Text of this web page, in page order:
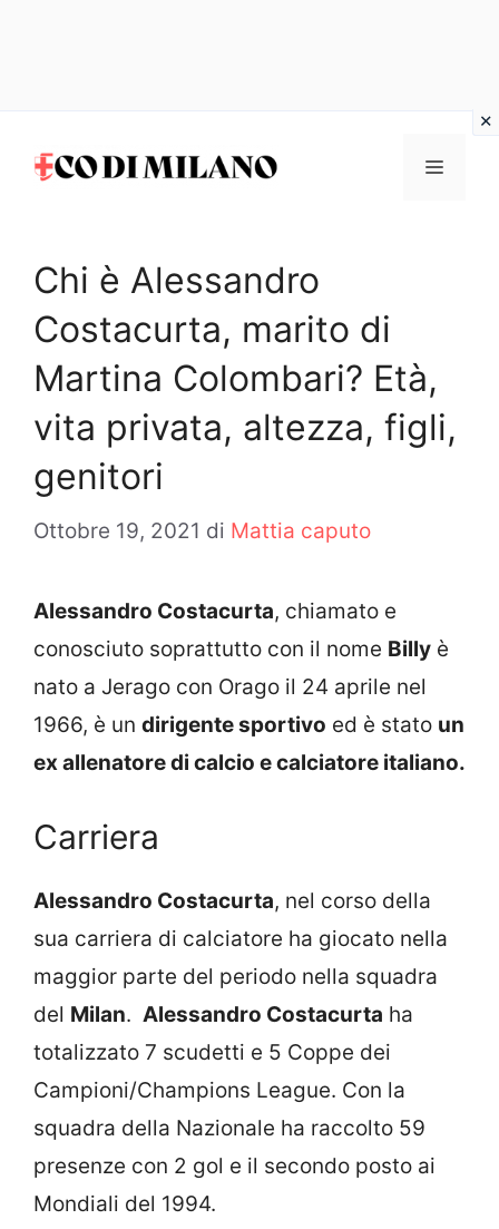
MENU
Chi è Alessandro
Costacurta, marito di
Martina Colombari? Età,
vita privata, altezza, figli,
genitori
Ottobre 19, 2021 di Mattia caputo
Alessandro Costacurta, chiamato e
conosciuto soprattutto con il nome Billy è
nato a Jerago con Orago il 24 aprile nel
1966, è un dirigente sportivo ed è stato un
ex allenatore di calcio e calciatore italiano.
Carriera
Alessandro Costacurta, nel corso della
sua carriera di calciatore ha giocato nella
maggior parte del periodo nella squadra
del Milan. Alessandro Costacurta ha
totalizzato 7 scudetti e 5 Coppe dei
Campioni/Champions League. Con la
squadra della Nazionale ha raccolto 59
presenze con 2 gol e il secondo posto ai
Mondiali del 1994.